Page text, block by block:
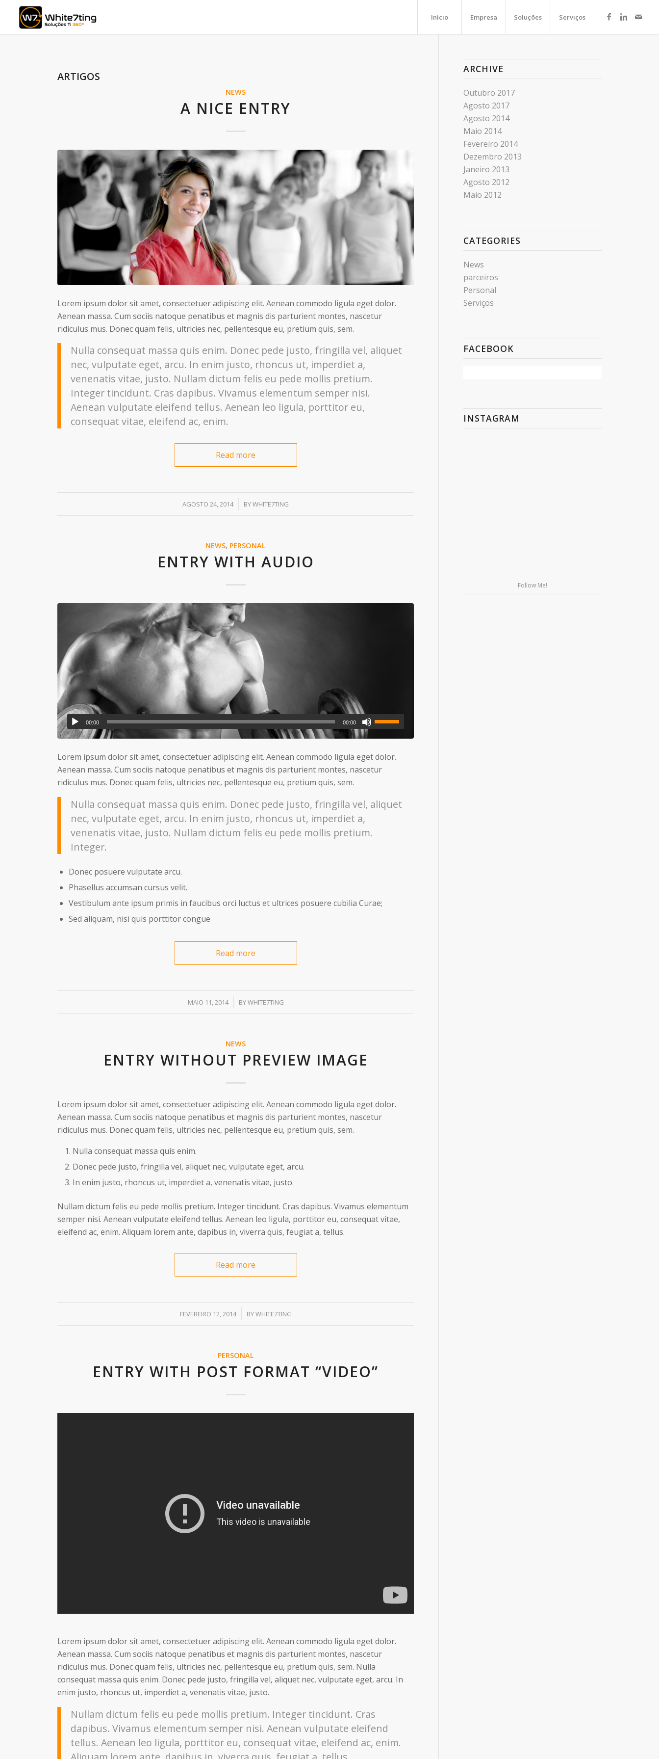
Início Empresa Soluções Serviços
ARTIGOS
NEWS
A NICE ENTRY
Lorem ipsum dolor sit amet, consectetuer adipiscing elit. Aenean commodo ligula eget dolor.
Aenean massa. Cum sociis natoque penatibus et magnis dis parturient montes, nascetur
ridiculus mus. Donec quam felis, ultricies nec, pellentesque eu, pretium quis, sem.
Nulla consequat massa quis enim. Donec pede justo, fringilla vel, aliquet
nec, vulputate eget, arcu. In enim justo, rhoncus ut, imperdiet a,
venenatis vitae, justo. Nullam dictum felis eu pede mollis pretium.
Integer tincidunt. Cras dapibus. Vivamus elementum semper nisi.
Aenean vulputate eleifend tellus. Aenean leo ligula, porttitor eu,
consequat vitae, eleifend ac, enim.
Read more
AGOSTO 24, 2014
/ BYWHITE7TING
NEWS, PERSONAL
ENTRY WITH AUDIO
00:00 00:00
Lorem ipsum dolor sit amet, consectetuer adipiscing elit. Aenean commodo ligula eget dolor.
Aenean massa. Cum sociis natoque penatibus et magnis dis parturient montes, nascetur
ridiculus mus. Donec quam felis, ultricies nec, pellentesque eu, pretium quis, sem.
Nulla consequat massa quis enim. Donec pede justo, fringilla vel, aliquet
nec, vulputate eget, arcu. In enim justo, rhoncus ut, imperdiet a,
venenatis vitae, justo. Nullam dictum felis eu pede mollis pretium.
Integer.
Donec posuere vulputate arcu.
Phasellus accumsan cursus velit.
Vestibulum ante ipsum primis in faucibus orci luctus et ultrices posuere cubilia Curae;
Sed aliquam, nisi quis porttitor congue
Read more
MAIO 11, 2014
/ BYWHITE7TING
NEWS
ENTRY WITHOUT PREVIEW IMAGE
Lorem ipsum dolor sit amet, consectetuer adipiscing elit. Aenean commodo ligula eget dolor.
Aenean massa. Cum sociis natoque penatibus et magnis dis parturient montes, nascetur
ridiculus mus. Donec quam felis, ultricies nec, pellentesque eu, pretium quis, sem.
Nulla consequat massa quis enim.
Donec pede justo, fringilla vel, aliquet nec, vulputate eget, arcu.
In enim justo, rhoncus ut, imperdiet a, venenatis vitae, justo.
Nullam dictum felis eu pede mollis pretium. Integer tincidunt. Cras dapibus. Vivamus elementum
semper nisi. Aenean vulputate eleifend tellus. Aenean leo ligula, porttitor eu, consequat vitae,
eleifend ac, enim. Aliquam lorem ante, dapibus in, viverra quis, feugiat a, tellus.
Read more
FEVEREIRO 12, 2014
/ BYWHITE7TING
PERSONAL
ENTRY WITH POST FORMAT “VIDEO”
Lorem ipsum dolor sit amet, consectetuer adipiscing elit. Aenean commodo ligula eget dolor.
Aenean massa. Cum sociis natoque penatibus et magnis dis parturient montes, nascetur
ridiculus mus. Donec quam felis, ultricies nec, pellentesque eu, pretium quis, sem. Nulla
consequat massa quis enim. Donec pede justo, fringilla vel, aliquet nec, vulputate eget, arcu. In
enim justo, rhoncus ut, imperdiet a, venenatis vitae, justo.
Nullam dictum felis eu pede mollis pretium. Integer tincidunt. Cras
dapibus. Vivamus elementum semper nisi. Aenean vulputate eleifend
tellus. Aenean leo ligula, porttitor eu, consequat vitae, eleifend ac, enim.
ARCHIVE
Outubro 2017
Agosto 2017
Agosto 2014
Maio 2014
Fevereiro 2014
Dezembro 2013
Janeiro 2013
Agosto 2012
Maio 2012
CATEGORIES
News
parceiros
Personal
Serviços
FACEBOOK
INSTAGRAM
Follow Me!